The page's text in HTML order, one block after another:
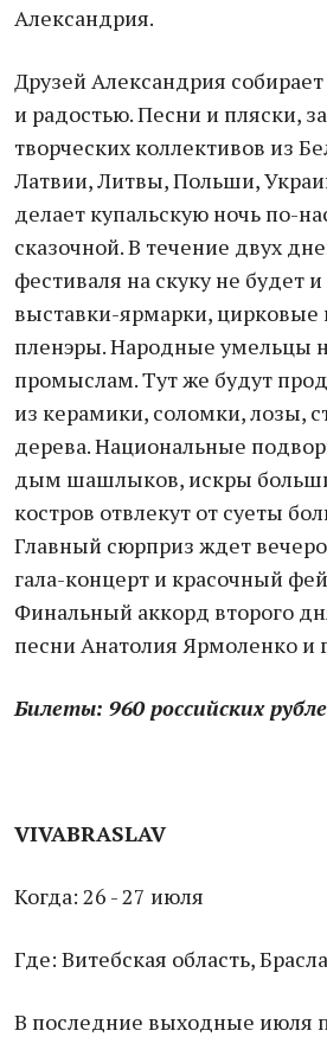
Александрия.
Друзей Александрия
и радостью. Песни и пляски,
творческих коллективов из
Латвии, Литвы, Польши,
делает купальскую ночь по-
сказочной. В течение двух
фестиваля на скуку не будет
выставки-ярмарки, цирковые
пленэры. Народные умельцы
промыслам. Тут же будут
из керамики, соломки, лозы,
дерева. Национальные
дым шашлыков, искры
костров отвлекут от суеты
Главный сюрприз ждет
гала-концерт и красочный
Финальный аккорд второго
песни Анатолия Ярмоленко и
Билеты: 960 российских
VIVABRASLAV
Когда: 26 - 27 июля
Где: Витебская область,
В последние выходные июля